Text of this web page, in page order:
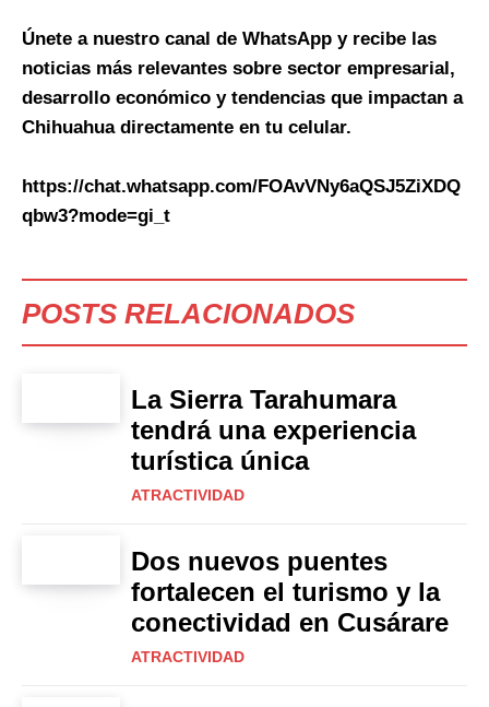
Únete a nuestro canal de WhatsApp y recibe las
noticias más relevantes sobre sector empresarial,
desarrollo económico y tendencias que impactan a
Chihuahua directamente en tu celular.
https://chat.whatsapp.com/FOAvVNy6aQSJ5ZiXDQ
qbw3?mode=gi_t
POSTS RELACIONADOS
La Sierra Tarahumara
tendrá una experiencia
turística única
ATRACTIVIDAD
Dos nuevos puentes
fortalecen el turismo y la
conectividad en Cusárare
ATRACTIVIDAD